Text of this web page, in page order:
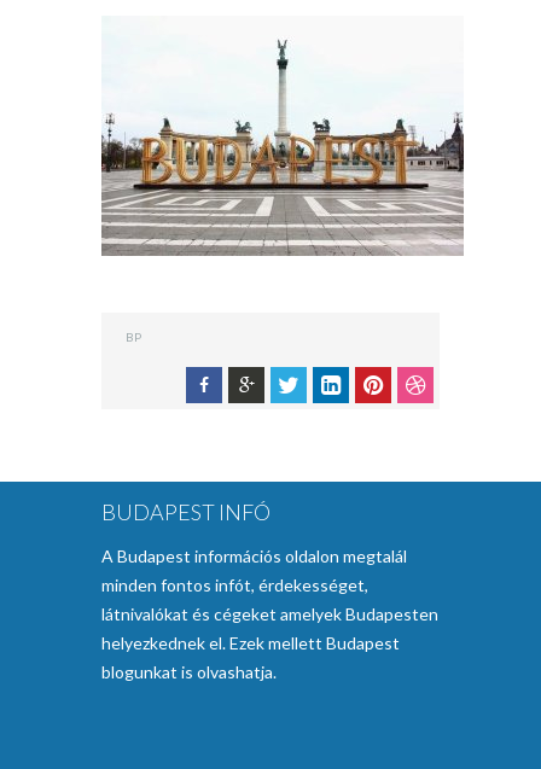
BP
BUDAPEST INFÓ
A Budapest információs oldalon megtalál
minden fontos infót, érdekességet,
látnivalókat és cégeket amelyek Budapesten
helyezkednek el. Ezek mellett Budapest
blogunkat is olvashatja.